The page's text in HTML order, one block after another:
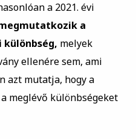
a 2021. évi
a
melyek
ellenére sem, ami
azt mutatja, hogy a
meglévő különbségeket